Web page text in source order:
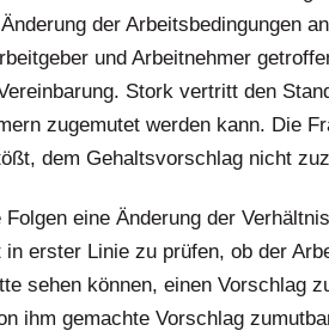
der Arbeitsbedingungen
und Arbeitnehmer
Stork vertritt den
zugemutet werden kann. Die
dem Gehaltsvorschlag nicht
eine Änderung der
erster Linie zu prüfen, ob der
sehen können, einen Vorschlag
ihm gemachte Vorschlag